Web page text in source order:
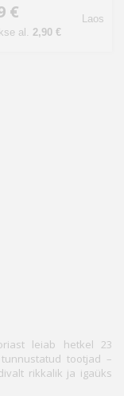
€
al. 2,90 €
Laos
leiab hetkel 23
tootjad –
rikkalik ja igaüks